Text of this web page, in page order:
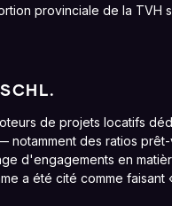
provinciale de la TVH
de projets locatifs
des ratios
d'engagements en
a été cité comme